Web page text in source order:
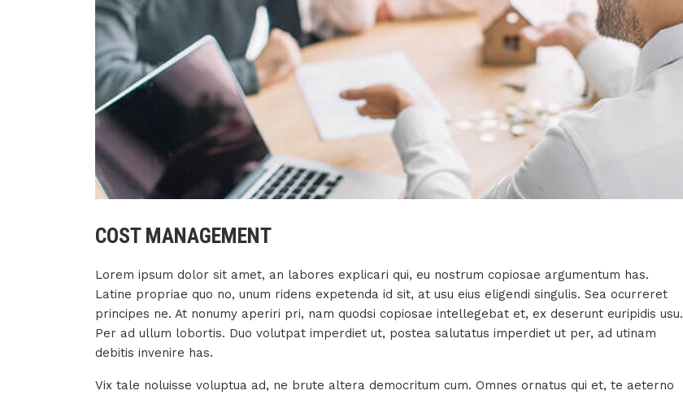
COST MANAGEMENT
Lorem ipsum dolor sit amet, an labores explicari qui, eu nostrum copiosae argumentum has.
Latine propriae quo no, unum ridens expetenda id sit, at usu eius eligendi singulis. Sea ocurreret
principes ne. At nonumy aperiri pri, nam quodsi copiosae intellegebat et, ex deserunt euripidis usu.
Per ad ullum lobortis. Duo volutpat imperdiet ut, postea salutatus imperdiet ut per, ad utinam
debitis invenire has.
Vix tale noluisse voluptua ad, ne brute altera democritum cum. Omnes ornatus qui et, te aeterno